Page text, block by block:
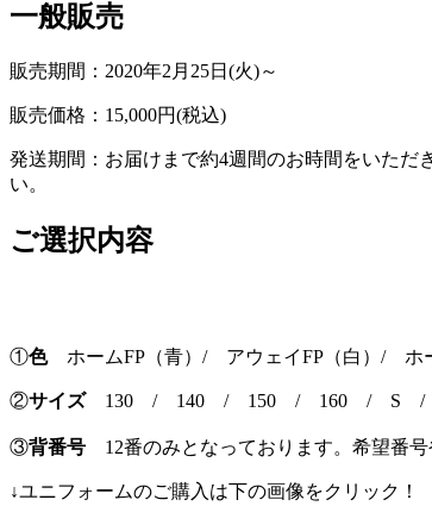
一般販売
販売期間：2020年2月25日(火)～
販売価格：15,000円(税込)
発送期間：お届けまで約4週間のお時間をいただ
い。
ご選択内容
①色ホームFP（青）/ アウェイFP（白）/ ホ
②サイズ 130 / 140 / 150 / 160 /
③背番号 12番のみとなっております。希望番号
↓ユニフォームのご購入は下の画像をクリック！